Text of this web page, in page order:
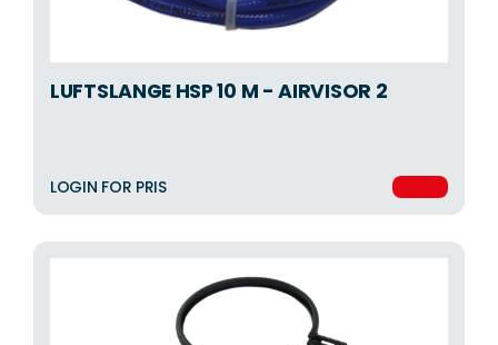
LUFTSLANGE HSP 10 M - AIRVISOR 2
LOGIN FOR PRIS